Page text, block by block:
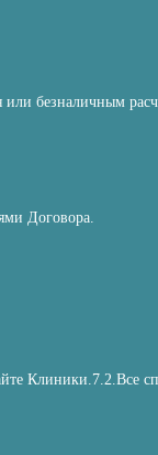
или безналичным
Договора.
Клиники.7.2.Все